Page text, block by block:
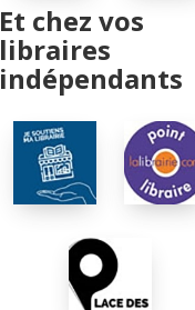
Et chez vos
libraires
indépendants